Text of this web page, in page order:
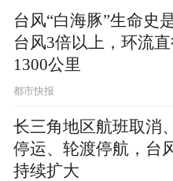
即软管式和硬杆式
方式。航母上无法
此舰载机一般都采
舰载战斗机挂载空中
管和锥套为其他舰
伴加油方式的供油量
料后的航程和留空
台风“白海豚”生命史
台风3倍以上，环流
1300公里
都市快报
长三角地区航班取消
停运、轮渡停航，台
持续扩大